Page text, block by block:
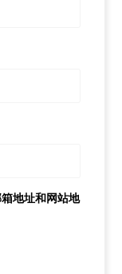
地址和网站地